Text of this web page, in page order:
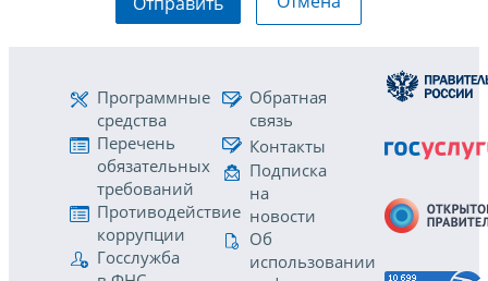
Программные
средства
Перечень
обязательных
требований
Противодействие
коррупции
Госслужба
Обратная
связь
Контакты
Подписка
на
новости
Об
использовании